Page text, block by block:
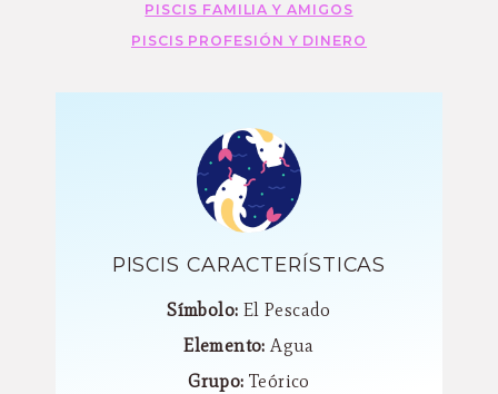
PISCIS FAMILIA Y AMIGOS
PISCIS PROFESIÓN Y DINERO
PISCIS CARACTERÍSTICAS
Símbolo: El Pescado
Elemento: Agua
Grupo: Teórico